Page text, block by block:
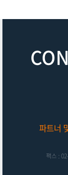
파트너
팩스 :